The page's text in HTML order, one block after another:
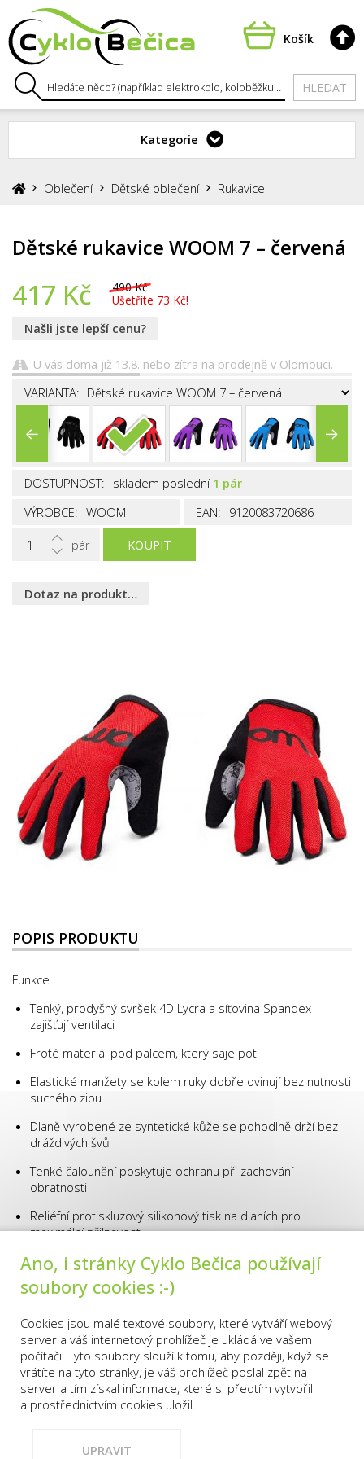
HLEDAT
Košík
Kategorie
Oblečení Dětské oblečení Rukavice
Dětské rukavice WOOM 7 – červená
417 Kč
490 Kč
Ušetříte 73 Kč!
Našli jste lepší cenu?
U vás doma již 13.8. nebo zítra na prodejně v Olomouci.
VARIANTA:
DOSTUPNOST: skladem poslední 1 pár
VÝROBCE: WOOM EAN: 9120083720686
pár
KOUPIT
Dotaz na produkt…
POPIS PRODUKTU
Funkce
Tenký, prodyšný svršek 4D Lycra a síťovina Spandex
zajišťují ventilaci
Froté materiál pod palcem, který saje pot
Elastické manžety se kolem ruky dobře ovinují bez nutnosti
suchého zipu
Dlaně vyrobené ze syntetické kůže se pohodlně drží bez
dráždivých švů
Tenké čalounění poskytuje ochranu při zachování
obratnosti
Reliéfní protiskluzový silikonový tisk na dlaních pro
maximální přilnavost
Potřebujete pomoci s výběrem správné velikosti?
Zde najdete naše rozměry. Pokud jste mezi dvěma velikostmi,
doporučujeme vám objednat větší.
PRODEJNA KONTAKTY
Z kapacitních důvodů
do servisu přijímáme
zakoupená v naší
prodejně a to po
předchozí telefonické
domluvě.
Pro objednání volejte
776 774 184.
Ano, i stránky Cyklo Bečica používají
soubory cookies :-)
Cookies jsou malé textové soubory, které vytváří webový
server a váš internetový prohlížeč je ukládá ve vašem
počítači. Tyto soubory slouží k tomu, aby později, když se
vrátíte na tyto stránky, je váš prohlížeč poslal zpět na
server a tím získal informace, které si předtím vytvořil
a prostřednictvím cookies uložil.
UPRAVIT